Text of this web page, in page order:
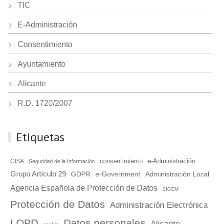
TIC
E-Administración
Consentimiento
Ayuntamiento
Alicante
R.D. 1720/2007
Etiquetas
CISA Seguridad de la Información consentimiento e-Administración
Grupo Artículo 29 GDPR e-Government Administración Local
Agencia Española de Protección de Datos SIGEM
Protección de Datos Administración Electrónica